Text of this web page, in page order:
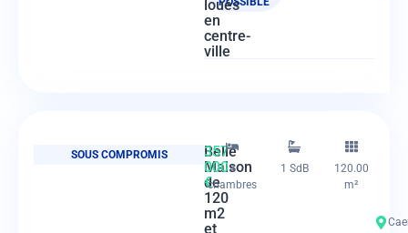
loués
en
centre-
ville
SOUS COMPROMIS
Belle
Maison
de
120
m2
et
357
000
€
4
chambres
1 SdB
120.00
m²